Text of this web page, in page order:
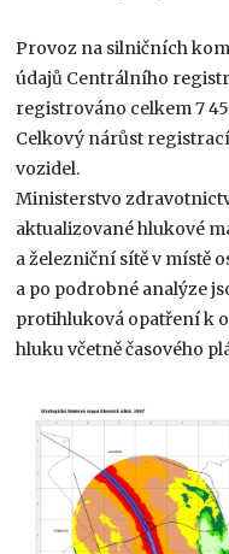
Provoz na silničních
údajů Centrálního
registrováno celkem 7
Celkový nárůst
vozidel.
Ministerstvo
aktualizované hlukové
a železniční sítě v místě
a po podrobné analýze
protihluková opatření k
hluku včetně časového